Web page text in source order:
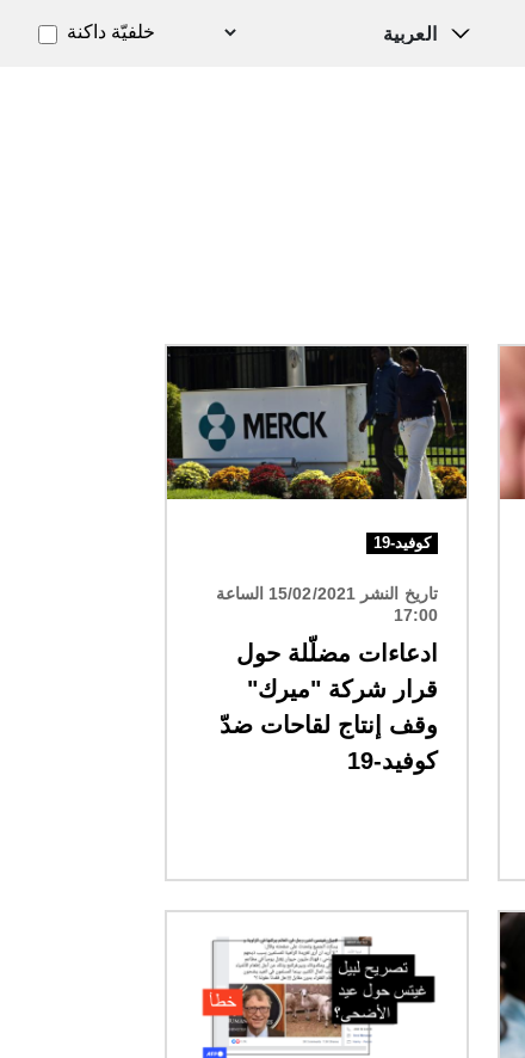
خلفيّة داكنة
الصورة
كوفيد-19
تاريخ النشر 15/02/2021 الساعة
17:00
ادعاءات مضلّلة حول
قرار شركة "ميرك"
وقف إنتاج لقاحات ضدّ
كوفيد-19